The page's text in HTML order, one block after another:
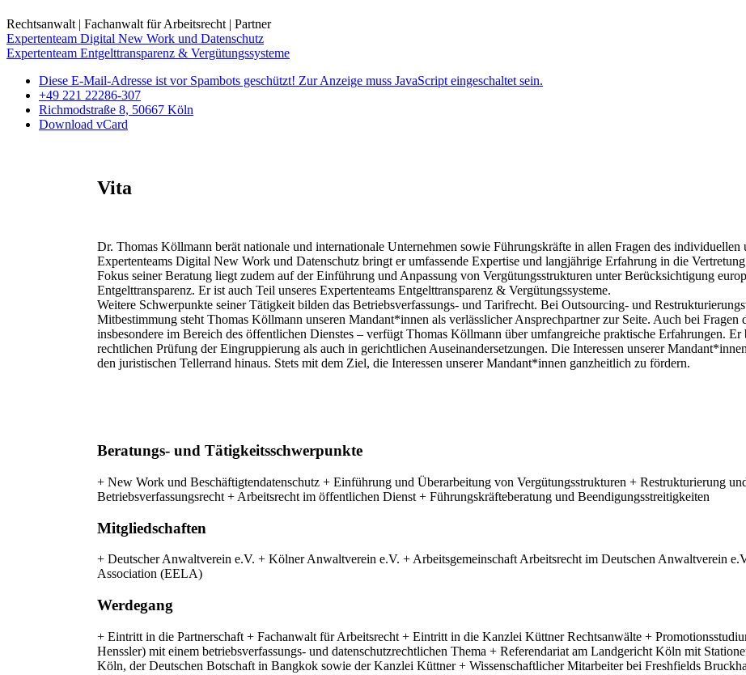
Rechtsanwalt | Fachanwalt für Arbeitsrecht | Partner
Expertenteam Digital New Work und Datenschutz
Expertenteam Entgelttransparenz & Vergütungssysteme
Diese E-Mail-Adresse ist vor Spambots geschützt! Zur Anzeige muss JavaScript eingeschaltet sein.
+49 221 22286-307
Richmodstraße 8, 50667 Köln
Download vCard
Vita
Dr. Thomas Köllmann berät nationale und internationale Unternehmen sowie Führungskräfte in allen Fragen des
Expertenteams Digital New Work und Datenschutz bringt er umfassende Expertise und langjährige Erfahrung in die
Fokus seiner Beratung liegt zudem auf der Einführung und Anpassung von Vergütungsstrukturen unter Berücksichtigung
Entgelttransparenz. Er ist auch Teil unseres Expertenteams Entgelttransparenz & Vergütungssysteme.
Weitere Schwerpunkte seiner Tätigkeit bilden das Betriebsverfassungs- und Tarifrecht. Bei Outsourcing- und
Mitbestimmung steht Thomas Köllmann unseren Mandant*innen als verlässlicher Ansprechpartner zur Seite. Auch bei
insbesondere im Bereich des öffentlichen Dienstes – verfügt Thomas Köllmann über umfangreiche praktische Erfahrungen.
rechtlichen Prüfung der Eingruppierung als auch in gerichtlichen Auseinandersetzungen. Die Interessen unserer
den juristischen Tellerrand hinaus. Stets mit dem Ziel, die Interessen unserer Mandant*innen ganzheitlich zu fördern.
Beratungs- und Tätigkeitsschwerpunkte
+ New Work und Beschäftigtendatenschutz + Einführung und Überarbeitung von Vergütungsstrukturen + Restrukturierung
Betriebsverfassungsrecht + Arbeitsrecht im öffentlichen Dienst + Führungskräfteberatung und Beendigungsstreitigkeiten
Mitgliedschaften
+ Deutscher Anwaltverein e.V. + Kölner Anwaltverein e.V. + Arbeitsgemeinschaft Arbeitsrecht im Deutschen Anwaltverein
Association (EELA)
Werdegang
+ Eintritt in die Partnerschaft + Fachanwalt für Arbeitsrecht + Eintritt in die Kanzlei Küttner Rechtsanwälte +
Henssler) mit einem betriebsverfassungs- und datenschutzrechtlichen Thema + Referendariat am Landgericht Köln mit
Köln, der Deutschen Botschaft in Bangkok sowie der Kanzlei Küttner + Wissenschaftlicher Mitarbeiter bei Freshfields